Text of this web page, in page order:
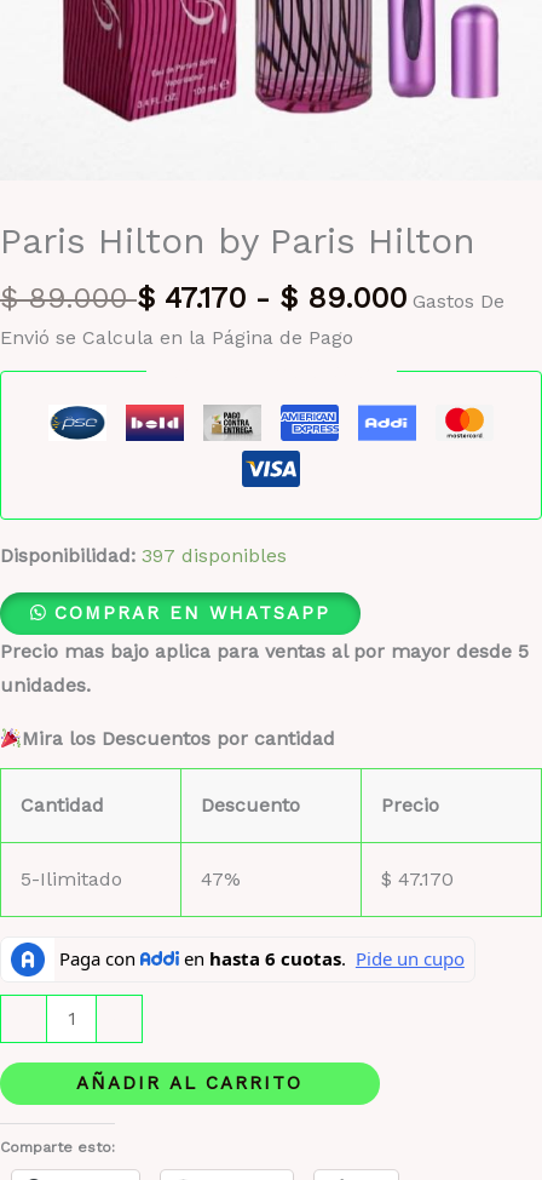
Paris Hilton by Paris Hilton
$89.000 $ 47.170 - $ 89.000 Gastos De
Envió se Calcula en la Página de Pago
Disponibilidad: 397 disponibles
COMPRAR EN WHATSAPP
Precio mas bajo aplica para ventas al por mayor desde 5
unidades.
Mira los Descuentos por cantidad
Cantidad Descuento Precio
5-Ilimitado 47% $ 47.170
Hilton
by
Paris
Hilton
AÑADIR AL CARRITO
Comparte esto: